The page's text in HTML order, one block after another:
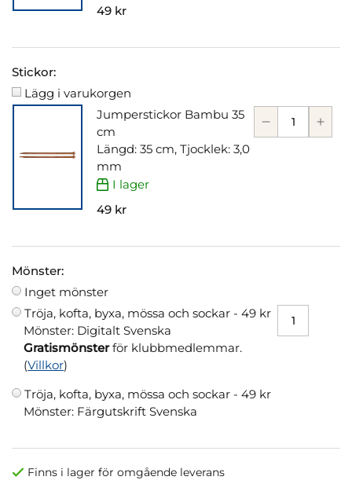
49 kr
Stickor:
Lägg i varukorgen
Jumperstickor Bambu 35
cm
Längd: 35 cm, Tjocklek: 3,0
mm
I lager
49 kr
Mönster:
Inget mönster
Tröja, kofta, byxa, mössa och sockar - 49 kr
Mönster: Digitalt Svenska
Gratismönsterför klubbmedlemmar.
(Villkor)
Tröja, kofta, byxa, mössa och sockar - 49 kr
Mönster: Färgutskrift Svenska
Finns i lager för omgående leverans